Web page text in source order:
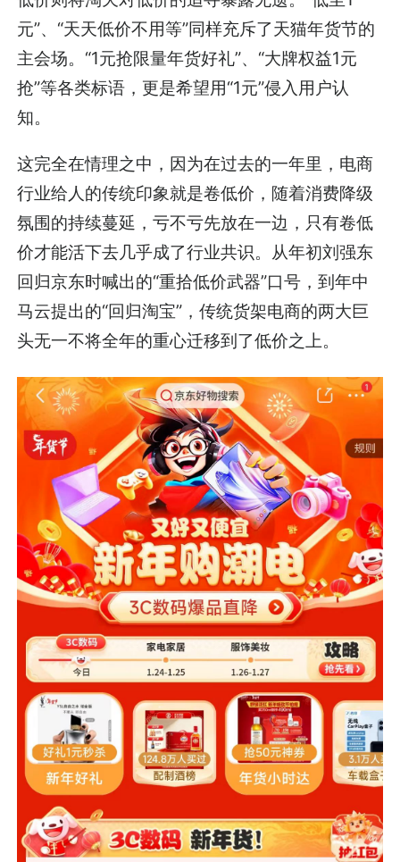
元”、“天天低价不用等”同样充斥了天猫年货节的
主会场。“1元抢限量年货好礼”、“大牌权益1元
抢”等各类标语，更是希望用“1元”侵入用户认
知。
这完全在情理之中，因为在过去的一年里，电商
行业给人的传统印象就是卷低价，随着消费降级
氛围的持续蔓延，亏不亏先放在一边，只有卷低
价才能活下去几乎成了行业共识。从年初刘强东
回归京东时喊出的“重拾低价武器”口号，到年中
马云提出的“回归淘宝”，传统货架电商的两大巨
头无一不将全年的重心迁移到了低价之上。